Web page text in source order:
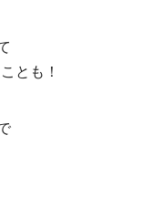
とも！